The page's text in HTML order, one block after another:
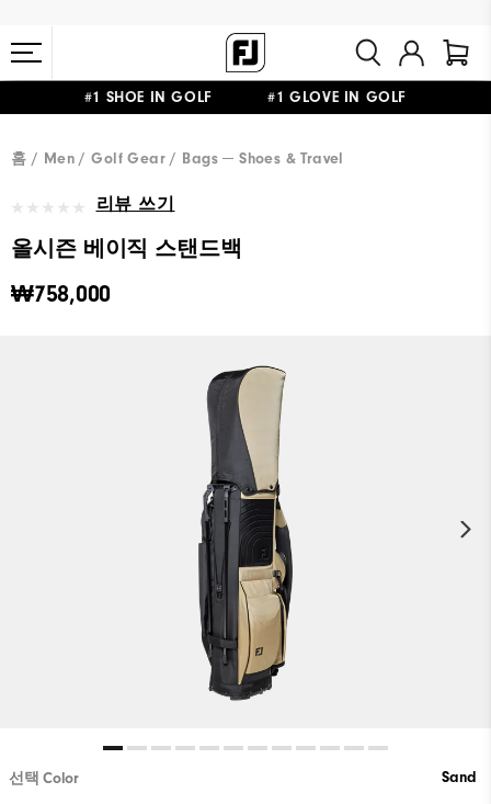
#1 SHOE IN GOLF #1 GLOVE IN GOLF
홈 Men Golf Gear Bags ─ Shoes & Travel
리뷰 쓰기
올시즌 베이직 스탠드백
₩758,000
선택 Color Sand